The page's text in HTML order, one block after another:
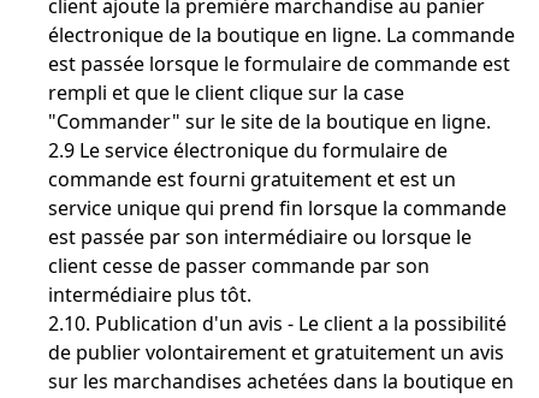
client ajoute la première marchandise au panier
électronique de la boutique en ligne. La commande
est passée lorsque le formulaire de commande est
rempli et que le client clique sur la case
"Commander" sur le site de la boutique en ligne.
2.9 Le service électronique du formulaire de
commande est fourni gratuitement et est un
service unique qui prend fin lorsque la commande
est passée par son intermédiaire ou lorsque le
client cesse de passer commande par son
intermédiaire plus tôt.
2.10. Publication d'un avis - Le client a la possibilité
de publier volontairement et gratuitement un avis
sur les marchandises achetées dans la boutique en